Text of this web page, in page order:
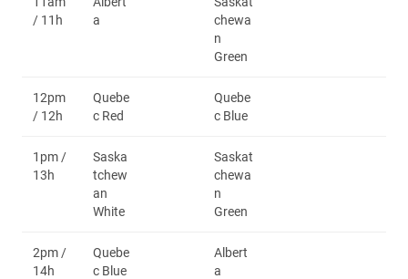
/ 11h
a
chewa
n
Green
12pm
/ 12h
Quebe
c Red
Quebe
c Blue
1pm /
13h
Saska
tchew
an
White
Saskat
chewa
n
Green
2pm /
14h
Quebe
c Blue
Albert
a